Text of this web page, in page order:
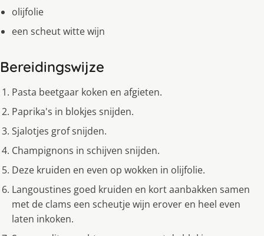
olijfolie
een scheut witte wijn
Bereidingswijze
Pasta beetgaar koken en afgieten.
Paprika's in blokjes snijden.
Sjalotjes grof snijden.
Champignons in schijven snijden.
Deze kruiden en even op wokken in olijfolie.
Langoustines goed kruiden en kort aanbakken samen
met de clams een scheutje wijn erover en heel even
laten inkoken.